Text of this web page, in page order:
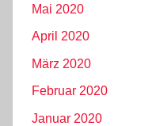
Mai 2020
April 2020
März 2020
Februar 2020
Januar 2020